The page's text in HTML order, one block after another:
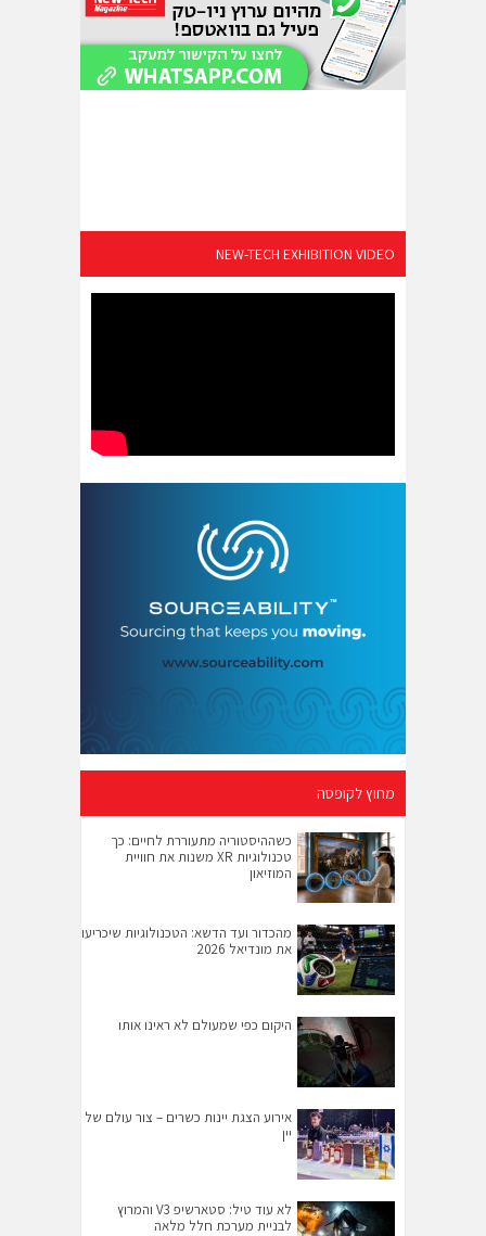
NEW-TECH EXHIBITION VIDEO
מחוץ לקופסה
כשההיסטוריה מתעוררת לחיים: כך
טכנולוגיות XR משנות את חוויית
המוזיאון
מהכדור ועד הדשא: הטכנולוגיות שיכריעו
את מונדיאל 2026
היקום כפי שמעולם לא ראינו אותו
אירוע הצגת יינות כשרים – צור עולם של
יין
לא עוד טיל: סטארשיפ V3 והמרוץ
לבניית מערכת חלל מלאה